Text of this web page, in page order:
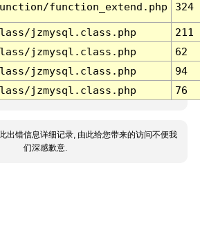
function_extend.php 324
jzmysql.class.php
211
jzmysql.class.php
62
jzmysql.class.php
94
jzmysql.class.php 76
出错信息详细记录, 由此给您带来的访问不便我
们深感歉意.